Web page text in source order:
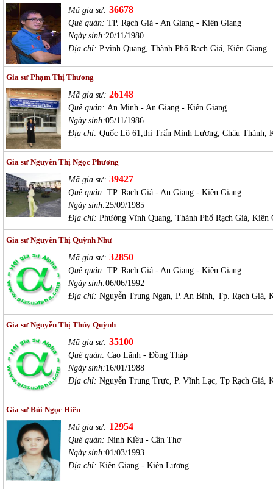
Mã gia sư: 36678
Quê quán: TP. Rạch Giá - An Giang - Kiên Giang
Ngày sinh:20/11/1980
Địa chỉ: P.vĩnh Quang, Thành Phố Rạch Giá, Kiên Giang
Gia sư Phạm Thị Thương
Mã gia sư: 26148
Quê quán: An Minh - An Giang - Kiên Giang
Ngày sinh:05/11/1986
Địa chỉ: Quốc Lộ 61,thị Trấn Minh Lương, Châu Thành,
Gia sư Nguyễn Thị Ngọc Phương
Mã gia sư: 39427
Quê quán: TP. Rạch Giá - An Giang - Kiên Giang
Ngày sinh:25/09/1985
Địa chỉ: Phường Vĩnh Quang, Thành Phố Rạch Giá, Kiên
Gia sư Nguyễn Thị Quỳnh Như
Mã gia sư: 32850
Quê quán: TP. Rạch Giá - An Giang - Kiên Giang
Ngày sinh:06/06/1992
Địa chỉ: Nguyễn Trung Ngạn, P. An Bình, Tp. Rạch Giá,
Gia sư Nguyễn Thị Thúy Quỳnh
Mã gia sư: 35100
Quê quán: Cao Lãnh - Đồng Tháp
Ngày sinh:16/01/1988
Địa chỉ: Nguyễn Trung Trực, P. Vĩnh Lạc, Tp Rạch Giá,
Gia sư Bùi Ngọc Hiền
Mã gia sư: 12954
Quê quán: Ninh Kiều - Cần Thơ
Ngày sinh:01/03/1993
Địa chỉ: Kiên Giang - Kiên Lương